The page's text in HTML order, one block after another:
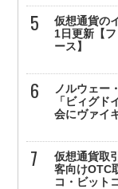
仮想通貨の
1日更新【
ース】
ノルウェー
「ビィグド
会にヴァイ
仮想通貨取
客向けOTC
コ・ビット